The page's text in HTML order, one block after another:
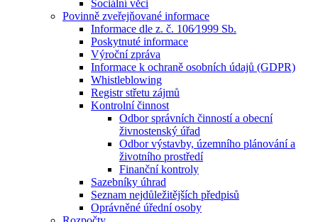
Sociální věci
Povinně zveřejňované informace
Informace dle z. č. 106⁄1999 Sb.
Poskytnuté informace
Výroční zpráva
Informace k ochraně osobních údajů (GDPR)
Whistleblowing
Registr střetu zájmů
Kontrolní činnost
Odbor správních činností a obecní
živnostenský úřad
Odbor výstavby, územního plánování a
životního prostředí
Finanční kontroly
Sazebníky úhrad
Seznam nejdůležitějších předpisů
Oprávněné úřední osoby